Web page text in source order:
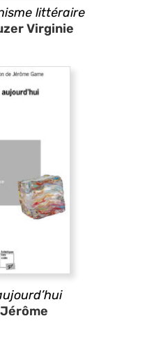
littéraire
Virginie